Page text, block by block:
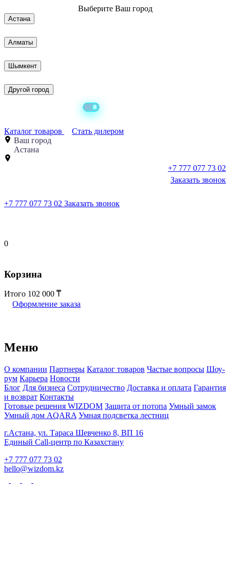
Выберите Ваш город
Астана
Алматы
Шымкент
Другой город
Каталог товаров
Стать дилером
Ваш город
Астана
+7 777 077 73 02
Заказать звонок
+7 777 077 73 02 Заказать звонок
0
Корзина
Итого 102 000
Оформление заказа
Меню
О компании Партнеры Каталог товаров Частые вопросы Шоу-
рум Карьера Новости
Блог Для бизнеса Сотрудничество Доставка и оплата Гарантия
и возврат Контакты
Готовые решения WIZDOM Защита от потопа Умный замок
Умный дом AQARA Умная подсветка лестниц
г.Астана, ул. Тараса Шевченко 8, ВП 16
Единый Call-центр по Казахстану
+7 777 077 73 02
hello@wizdom.kz